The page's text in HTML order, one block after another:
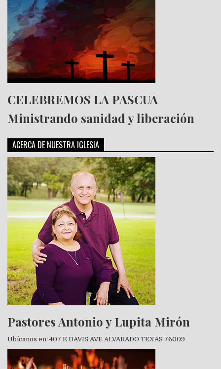
CELEBREMOS LA PASCUA
Ministrando sanidad y liberación
ACERCA DE NUESTRA IGLESIA
Pastores Antonio y Lupita Mirón
Ubícanos en: 407 E DAVIS AVE ALVARADO TEXAS 76009